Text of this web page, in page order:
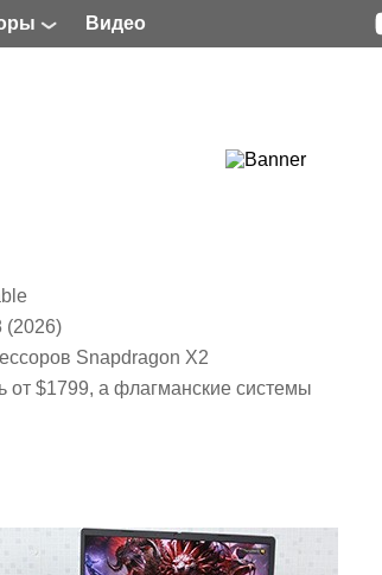
Видео
(2026)
Snapdragon X2
от $1799, а флагманские системы